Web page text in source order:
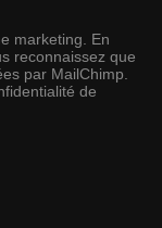
marketing. En
reconnaissez que
par MailChimp.
de